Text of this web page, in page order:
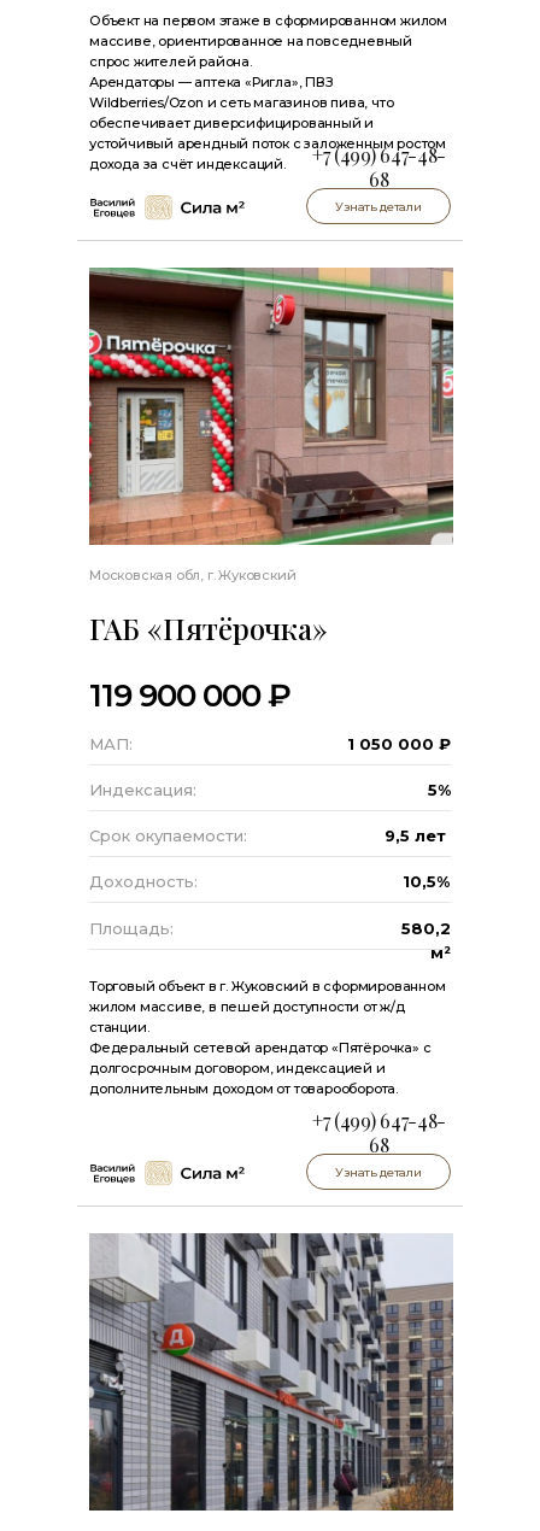
Узнать детали
Объект на первом этаже в сформированном жилом
массиве, ориентированное на повседневный
спрос жителей района.
Арендаторы — аптека «Ригла», ПВЗ
Wildberries/Ozon и сеть магазинов пива, что
обеспечивает диверсифицированный и
устойчивый арендный поток с заложенным ростом
дохода за счёт индексаций.
+7 (499) 647-48-
68
Узнать детали
10,5%
Доходность:
9,5 лет
Срок окупаемости:
5%
Индексация:
ГАБ «Пятёрочка»
580,2
м²
Площадь:
Московская обл, г. Жуковский
МАП: 1 050 000 ₽
Торговый объект в г. Жуковский в сформированном
жилом массиве, в пешей доступности от ж/д
станции.
Федеральный сетевой арендатор «Пятёрочка» с
долгосрочным договором, индексацией и
дополнительным доходом от товарооборота.
119 900 000 ₽
+7 (499) 647-48-
68